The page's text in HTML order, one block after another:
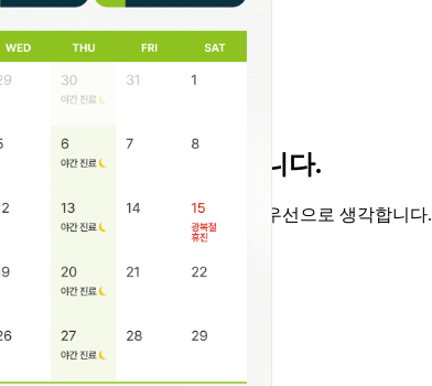
질을 세우는 15년 이상의 내공
장이 과잉 진료 없이
제안합니다.
는 공간, 입니다.
의 공간은 오직 환자의 마음을 최우선으로 생각합니다.